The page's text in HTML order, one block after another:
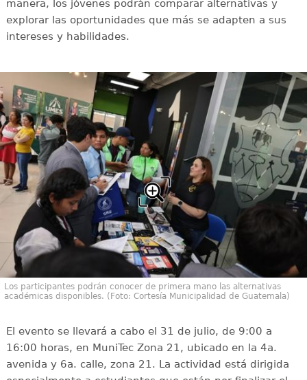
manera, los jóvenes podrán comparar alternativas y
explorar las oportunidades que más se adapten a sus
intereses y habilidades.
Los participantes podrán conocer de primera mano las alternativas
académicas disponibles. (Foto: Cortesía Municipalidad de Guatemala)
El evento se llevará a cabo el 31 de julio, de 9:00 a
16:00 horas, en MuniTec Zona 21, ubicado en la 4a.
avenida y 6a. calle, zona 21. La actividad está dirigida